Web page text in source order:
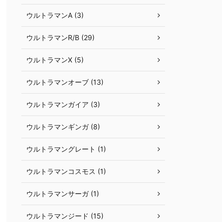
ウルトラマンA (3)
ウルトラマンR/B (29)
ウルトラマンX (5)
ウルトラマンオーブ (13)
ウルトラマンガイア (3)
ウルトラマンギンガ (8)
ウルトラマングレート (1)
ウルトラマンコスモス (1)
ウルトラマンサーガ (1)
ウルトラマンジード (15)